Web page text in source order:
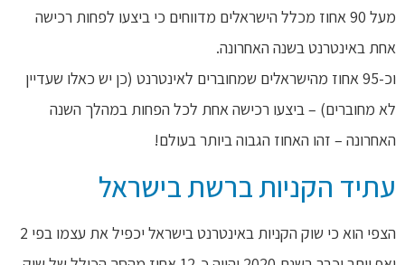
מעל 90 אחוז מכלל הישראלים מדווחים כי ביצעו לפחות רכישה
אחת באינטרנט בשנה האחרונה.
וכ-95 אחוז מהישראלים שמחוברים לאינטרנט (כן יש כאלו שעדיין
לא מחוברים) – ביצעו רכישה אחת לכל הפחות במהלך השנה
האחרונה – זהו האחוז הגבוה ביותר בעולם!
עתיד הקניות ברשת בישראל
הצפי הוא כי שוק הקניות באינטרנט בישראל יכפיל את עצמו בפי 2